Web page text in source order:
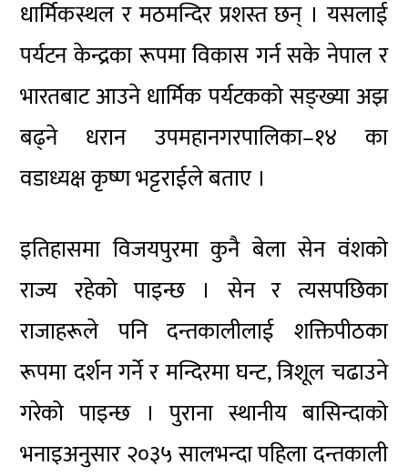
धार्मिकस्थल र मठमन्दिर प्रशस्त छन् । यसलाई
पर्यटन केन्द्रका रूपमा विकास गर्न सके नेपाल र
भारतबाट आउने धार्मिक पर्यटकको सङ्ख्या अझ
बढ्ने धरान उपमहानगरपालिका–१४ का
वडाध्यक्ष कृष्ण भट्टराईले बताए ।
इतिहासमा विजयपुरमा कुनै बेला सेन वंशको
राज्य रहेको पाइन्छ । सेन र त्यसपछिका
राजाहरूले पनि दन्तकालीलाई शक्तिपीठका
रूपमा दर्शन गर्ने र मन्दिरमा घन्ट, त्रिशूल चढाउने
गरेको पाइन्छ । पुराना स्थानीय बासिन्दाको
भनाइअनुसार २०३५ सालभन्दा पहिला दन्तकाली